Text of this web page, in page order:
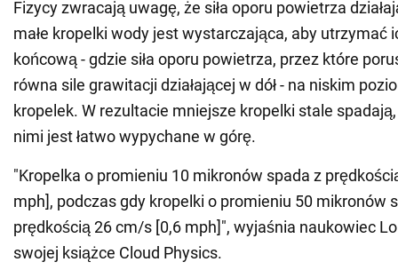
Fizycy zwracają uwagę, że siła oporu powietrza
małe kropelki wody jest wystarczająca, aby utrzymać
końcową - gdzie siła oporu powietrza, przez które
równa sile grawitacji działającej w dół - na niskim
kropelek. W rezultacie mniejsze kropelki stale
nimi jest łatwo wypychane w górę.
"Kropelka o promieniu 10 mikronów spada z
mph], podczas gdy kropelki o promieniu 50 mikronów
prędkością 26 cm/s [0,6 mph]", wyjaśnia naukowiec
swojej książce Cloud Physics.